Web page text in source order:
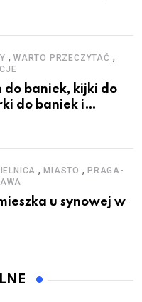
dla animatorów
, WARTO PRZECZYTAĆ ,
do baniek, kijki do
do baniek i
,MIASTO ,PRAGA-
u synowej w